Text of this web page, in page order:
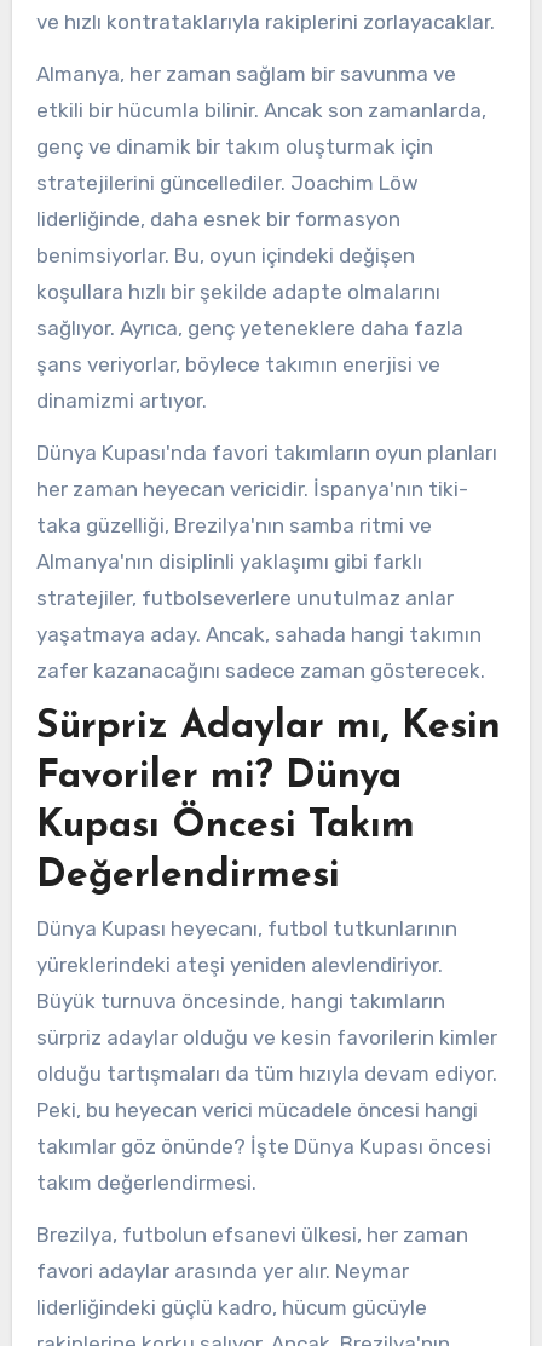
ve hızlı kontrataklarıyla rakiplerini zorlayacaklar.
Almanya, her zaman sağlam bir savunma ve
etkili bir hücumla bilinir. Ancak son zamanlarda,
genç ve dinamik bir takım oluşturmak için
stratejilerini güncellediler. Joachim Löw
liderliğinde, daha esnek bir formasyon
benimsiyorlar. Bu, oyun içindeki değişen
koşullara hızlı bir şekilde adapte olmalarını
sağlıyor. Ayrıca, genç yeteneklere daha fazla
şans veriyorlar, böylece takımın enerjisi ve
dinamizmi artıyor.
Dünya Kupası'nda favori takımların oyun planları
her zaman heyecan vericidir. İspanya'nın tiki-
taka güzelliği, Brezilya'nın samba ritmi ve
Almanya'nın disiplinli yaklaşımı gibi farklı
stratejiler, futbolseverlere unutulmaz anlar
yaşatmaya aday. Ancak, sahada hangi takımın
zafer kazanacağını sadece zaman gösterecek.
Sürpriz Adaylar mı, Kesin
Favoriler mi? Dünya
Kupası Öncesi Takım
Değerlendirmesi
Dünya Kupası heyecanı, futbol tutkunlarının
yüreklerindeki ateşi yeniden alevlendiriyor.
Büyük turnuva öncesinde, hangi takımların
sürpriz adaylar olduğu ve kesin favorilerin kimler
olduğu tartışmaları da tüm hızıyla devam ediyor.
Peki, bu heyecan verici mücadele öncesi hangi
takımlar göz önünde? İşte Dünya Kupası öncesi
takım değerlendirmesi.
Brezilya, futbolun efsanevi ülkesi, her zaman
favori adaylar arasında yer alır. Neymar
liderliğindeki güçlü kadro, hücum gücüyle